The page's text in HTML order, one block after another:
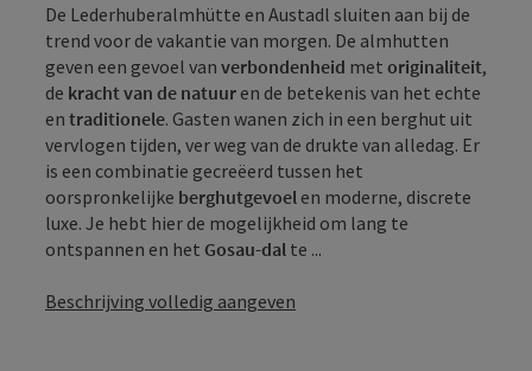
De Lederhuberalmhütte en Austadl sluiten aan bij de
trend voor de vakantie van morgen. De almhutten
geven een gevoel van verbondenheid met originaliteit,
de kracht van de natuur en de betekenis van het echte
en traditionele. Gasten wanen zich in een berghut uit
vervlogen tijden, ver weg van de drukte van alledag. Er
is een combinatie gecreëerd tussen het
oorspronkelijke berghutgevoel en moderne, discrete
luxe. Je hebt hier de mogelijkheid om lang te
ontspannen en het Gosau-dal te ...
Beschrijving volledig aangeven